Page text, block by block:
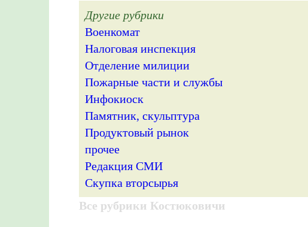
Другие рубрики
Военкомат
Налоговая инспекция
Отделение милиции
Пожарные части и службы
Инфокиоск
Памятник, скульптура
Продуктовый рынок
прочее
Редакция СМИ
Скупка вторсырья
Все рубрики Костюковичи